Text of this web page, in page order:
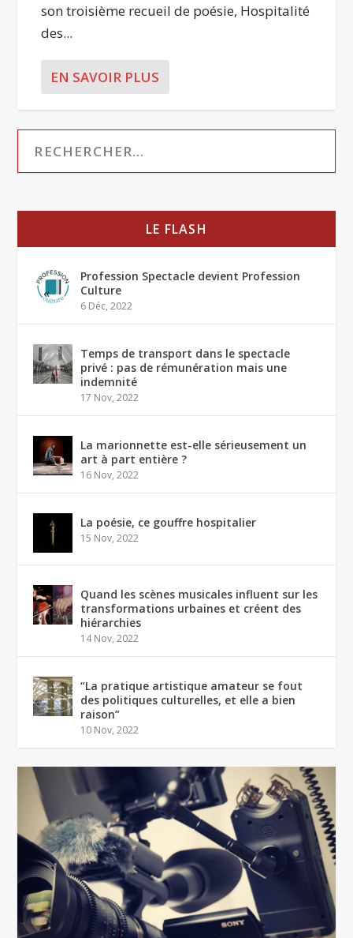
son troisième recueil de poésie, Hospitalité
des...
EN SAVOIR PLUS
LE FLASH
Profession Spectacle devient Profession
Culture
6 Déc, 2022
Temps de transport dans le spectacle
privé : pas de rémunération mais une
indemnité
17 Nov, 2022
La marionnette est-elle sérieusement un
art à part entière ?
16 Nov, 2022
La poésie, ce gouffre hospitalier
15 Nov, 2022
Quand les scènes musicales influent sur les
transformations urbaines et créent des
hiérarchies
14 Nov, 2022
“La pratique artistique amateur se fout
des politiques culturelles, et elle a bien
raison”
10 Nov, 2022